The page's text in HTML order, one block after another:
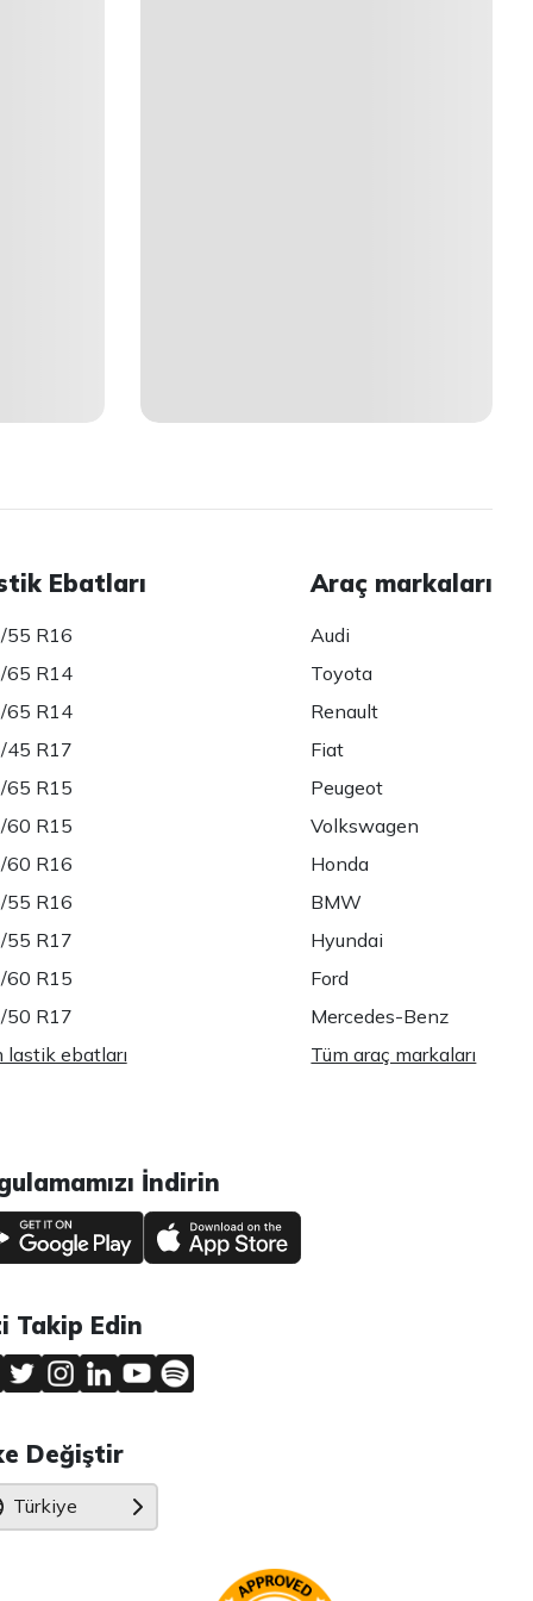
Ebatları
55 R16
65 R14
65 R14
45 R17
65 R15
60 R15
60 R16
55 R16
55 R17
60 R15
50 R17
lastik ebatları
Araç markaları
Audi
Toyota
Renault
Fiat
Peugeot
Volkswagen
Honda
BMW
Hyundai
Ford
Mercedes-Benz
Tüm araç markaları
İndirin
Takip Edin
Değiştir
Türkiye